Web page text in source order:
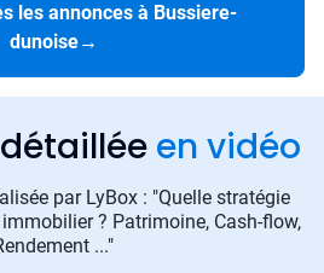
les annonces à Bussiere-
dunoise→
en vidéo
par LyBox : "Quelle stratégie
? Patrimoine, Cash-flow,
..."